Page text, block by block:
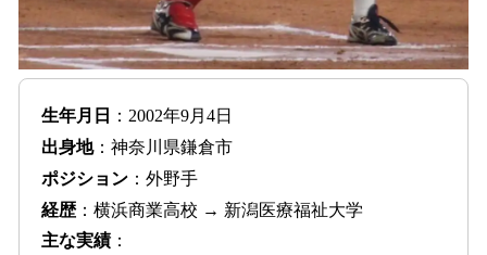
生年月日
：2002年9月4日
出身地：神奈川県鎌倉市
ポジション ：外野手
経歴：横浜商業高校 → 新潟医療福祉大学
主な実績 ：